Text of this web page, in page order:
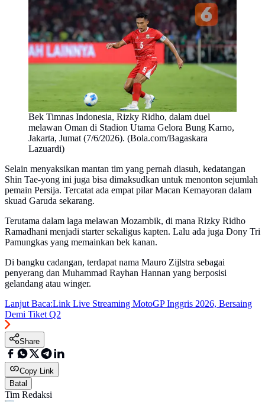
Bek Timnas Indonesia, Rizky Ridho, dalam duel
melawan Oman di Stadion Utama Gelora Bung Karno,
Jakarta, Jumat (7/6/2026). (Bola.com/Bagaskara
Lazuardi)
Selain menyaksikan mantan tim yang pernah diasuh, kedatangan
Shin Tae-yong ini juga bisa dimaksudkan untuk menonton sejumlah
pemain Persija. Tercatat ada empat pilar Macan Kemayoran dalam
skuad Garuda sekarang.
Terutama dalam laga melawan Mozambik, di mana Rizky Ridho
Ramadhani menjadi starter sekaligus kapten. Lalu ada juga Dony Tri
Pamungkas yang memainkan bek kanan.
Di bangku cadangan, terdapat nama Mauro Zijlstra sebagai
penyerang dan Muhammad Rayhan Hannan yang berposisi
gelandang atau winger.
Lanjut Baca:Link Live Streaming MotoGP Inggris 2026, Bersaing
Demi Tiket Q2
Share
Copy Link
Batal
Tim Redaksi